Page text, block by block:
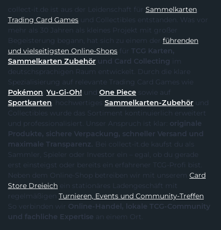
collect-it.de ist aus der Leidenschaft für Sammelkarten,
Trading Card Games und Collectibles entstanden. Was vor
mehr als 30 Jahren als kleines Projekt mit großer
Begeisterung begann, hat sich zu einem der führenden
und vielseitigsten Online-Shops für TCG Karten,
Sammelkarten Zubehör und Card Collecting
im
deutschsprachigen Raum entwickelt. Durch die klare
Spezialisierung auf relevante Trading Card Games wie
Pokémon, Yu-Gi-Oh! und One Piece sowie auf
Sportkarten , hochwertiges Sammelkarten-Zubehör
Collectibles wurde das Sortiment kontinuierlich erweitert
und professionalisiert. Unser Anspruch ist klar: originale
Produkte, sichere Verpackung, schneller Versand und
maximale Transparenz. Bei collect-it.de kaufst du als
Sammler, Spieler oder Investor ein – egal, ob du gerade
erst einsteigst oder bereits ein erfahrener TCG-Profi bist.
Neben dem Online-Shop betreiben wir mit unserem Card
Store Dreieich ein stationäres Ladengeschäft mit
regelmäßigen
Turnieren, Events und Community-Treffen.
So verbinden wir Online-Handel, lokale TCG-Community
und fachliche Expertise an einem Ort.